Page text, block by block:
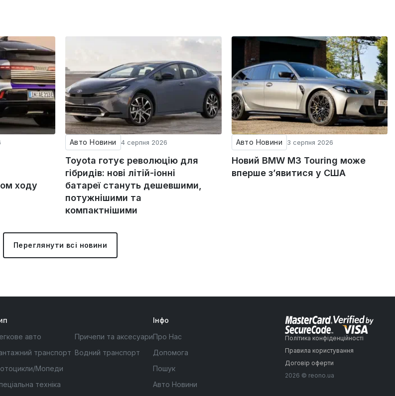
ходу
Авто Новини 4 серпня 2026
Toyota готує революцію для
гібридів: нові літій-іонні
батареї стануть дешевшими,
потужнішими та
компактнішими
Авто Новини 3 серпня 2026
Новий BMW M3 Touring може
вперше з’явитися у США
Переглянути всі новини
авто
транспорт
Мопеди
техніка
Причепи та аксесуари
Водний транспорт
Інфо
Про Нас
Допомога
Пошук
Авто Новини
Політика конфіденційності
Правила користування
Договір оферти
2026 © reono.ua